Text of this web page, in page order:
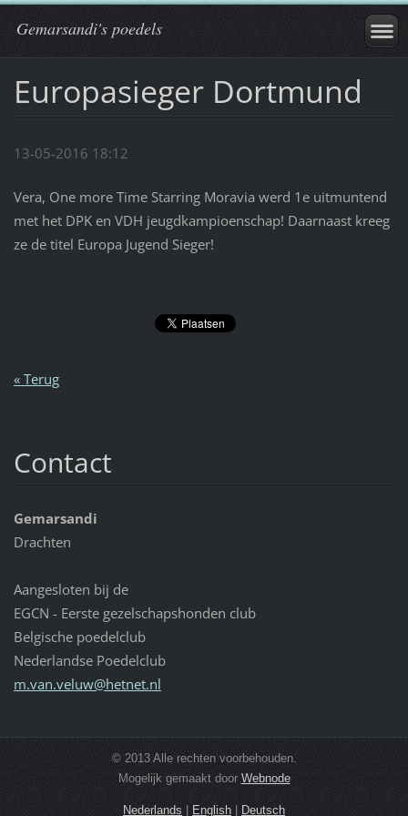
Gemarsandi's poedels
Europasieger Dortmund
13-05-2016 18:12
Vera, One more Time Starring Moravia werd 1e uitmuntend
met het DPK en VDH jeugdkampioenschap! Daarnaast kreeg
ze de titel Europa Jugend Sieger!
« Terug
Contact
Gemarsandi
Drachten
Aangesloten bij de
EGCN - Eerste gezelschapshonden club
Belgische poedelclub
Nederlandse Poedelclub
m.van.veluw@hetnet.nl
© 2013 Alle rechten voorbehouden.
Mogelijk gemaakt door Webnode
Nederlands English Deutsch